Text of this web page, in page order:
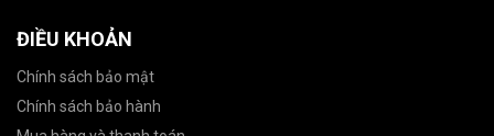
ĐIỀU KHOẢN
Chính sách bảo mật
Chính sách bảo hành